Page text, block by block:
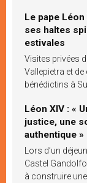
Le pape
ses haltes
estivales
Visites privées
Vallepietra et
bénédictins à
Léon XIV : «
justice, une
authentique »
Lors d’un
Castel
à construire